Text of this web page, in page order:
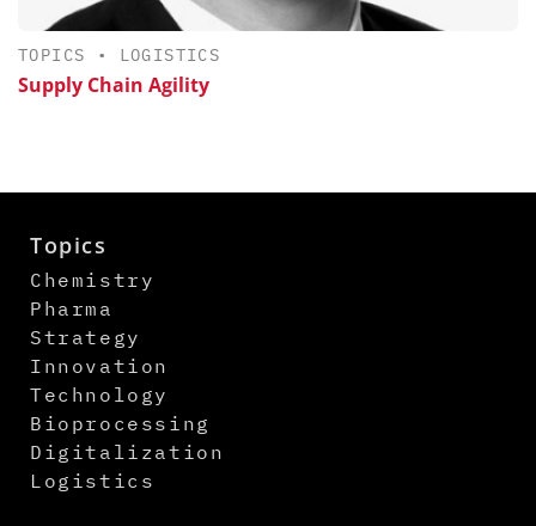
TOPICS • LOGISTICS
Supply Chain Agility
Topics
Chemistry
Pharma
Strategy
Innovation
Technology
Bioprocessing
Digitalization
Logistics